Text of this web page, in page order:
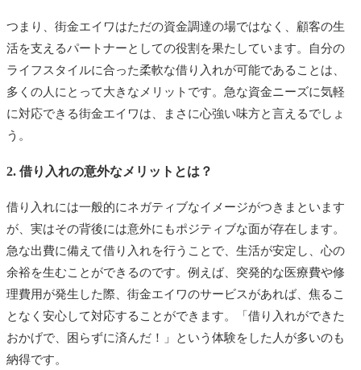
つまり、街金エイワはただの資金調達の場ではなく、顧客の生
活を支えるパートナーとしての役割を果たしています。自分の
ライフスタイルに合った柔軟な借り入れが可能であることは、
多くの人にとって大きなメリットです。急な資金ニーズに気軽
に対応できる街金エイワは、まさに心強い味方と言えるでしょ
う。
2. 借り入れの意外なメリットとは？
借り入れには一般的にネガティブなイメージがつきまといます
が、実はその背後には意外にもポジティブな面が存在します。
急な出費に備えて借り入れを行うことで、生活が安定し、心の
余裕を生むことができるのです。例えば、突発的な医療費や修
理費用が発生した際、街金エイワのサービスがあれば、焦るこ
となく安心して対応することができます。「借り入れができた
おかげで、困らずに済んだ！」という体験をした人が多いのも
納得です。